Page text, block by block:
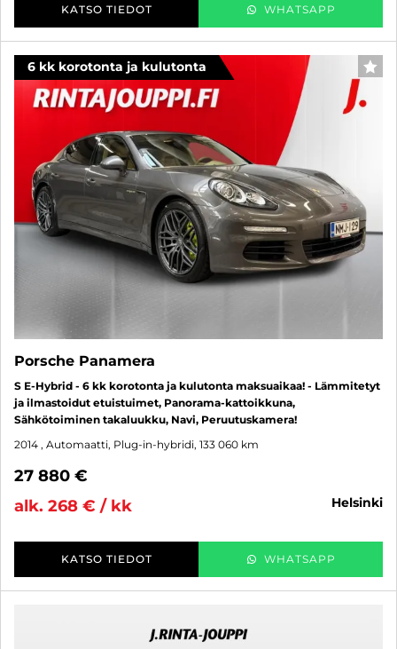
KATSO TIEDOT WHATSAPP
6 kk korotonta ja kulutonta
Porsche Panamera
S E-Hybrid - 6 kk korotonta ja kulutonta maksuaikaa! - Lämmitetyt
ja ilmastoidut etuistuimet, Panorama-kattoikkuna,
Sähkötoiminen takaluukku, Navi, Peruutuskamera!
2014 , Automaatti, Plug-in-hybridi, 133 060 km
27 880 €
alk. 268 € / kk
helsinki
KATSO TIEDOT WHATSAPP